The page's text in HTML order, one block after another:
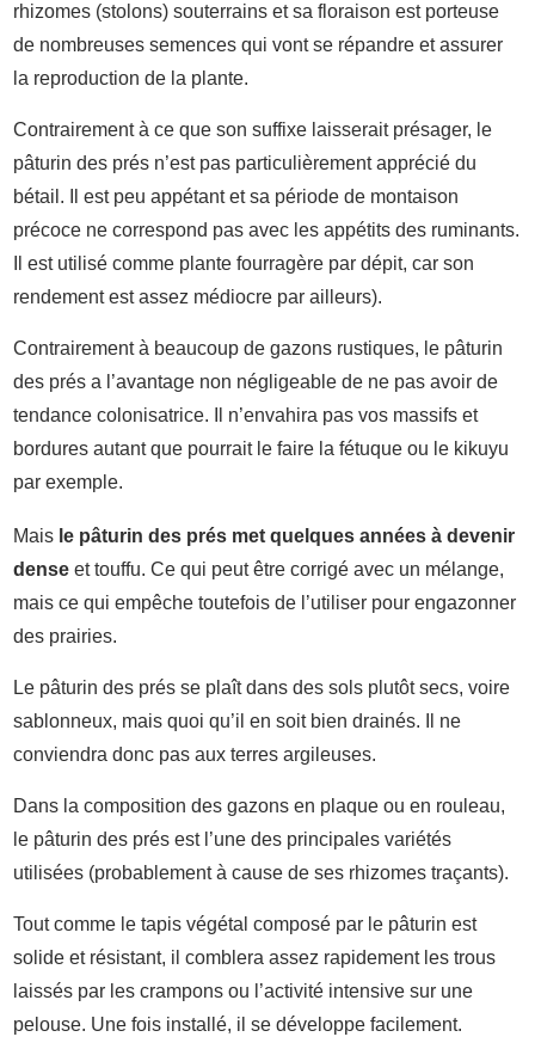
rhizomes (stolons) souterrains et sa floraison est porteuse
de nombreuses semences qui vont se répandre et assurer
la reproduction de la plante.
Contrairement à ce que son suffixe laisserait présager, le
pâturin des prés n’est pas particulièrement apprécié du
bétail. Il est peu appétant et sa période de montaison
précoce ne correspond pas avec les appétits des ruminants.
Il est utilisé comme plante fourragère par dépit, car son
rendement est assez médiocre par ailleurs).
Contrairement à beaucoup de gazons rustiques, le pâturin
des prés a l’avantage non négligeable de ne pas avoir de
tendance colonisatrice. Il n’envahira pas vos massifs et
bordures autant que pourrait le faire la fétuque ou le kikuyu
par exemple.
Mais le pâturin des prés met quelques années à devenir
dense et touffu. Ce qui peut être corrigé avec un mélange,
mais ce qui empêche toutefois de l’utiliser pour engazonner
des prairies.
Le pâturin des prés se plaît dans des sols plutôt secs, voire
sablonneux, mais quoi qu’il en soit bien drainés. Il ne
conviendra donc pas aux terres argileuses.
Dans la composition des gazons en plaque ou en rouleau,
le pâturin des prés est l’une des principales variétés
utilisées (probablement à cause de ses rhizomes traçants).
Tout comme le tapis végétal composé par le pâturin est
solide et résistant, il comblera assez rapidement les trous
laissés par les crampons ou l’activité intensive sur une
pelouse. Une fois installé, il se développe facilement.